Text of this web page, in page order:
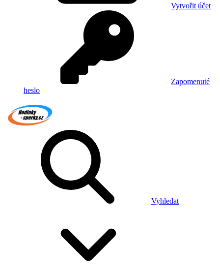
Vytvořit účet
Zapomenuté
heslo
Vyhledat